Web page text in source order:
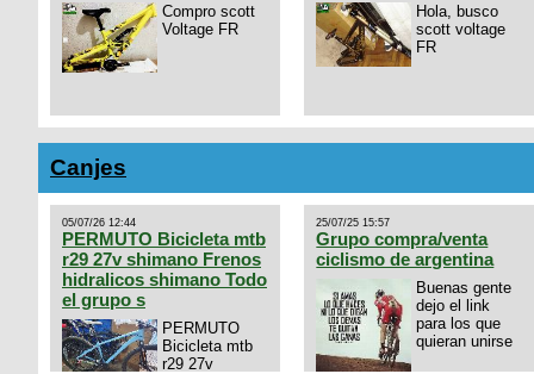
Compro scott
Voltage FR
Hola, busco
scott voltage
FR
Canjes
05/07/26 12:44
PERMUTO Bicicleta mtb
r29 27v shimano Frenos
hidralicos shimano Todo
el grupo s
PERMUTO
Bicicleta mtb
r29 27v
25/07/25 15:57
Grupo compra/venta
ciclismo de argentina
Buenas gente
dejo el link
para los que
quieran unirse